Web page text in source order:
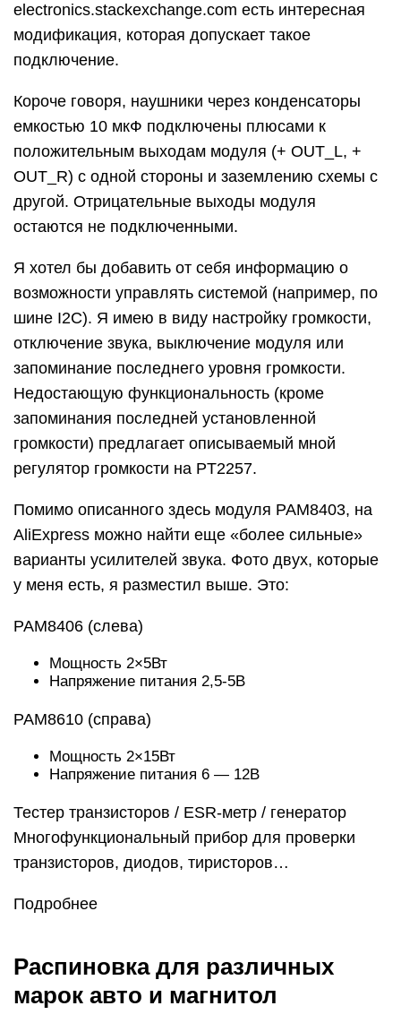
electronics.stackexchange.com есть интересная
модификация, которая допускает такое
подключение.
Короче говоря, наушники через конденсаторы
емкостью 10 мкФ подключены плюсами к
положительным выходам модуля (+ OUT_L, +
OUT_R) с одной стороны и заземлению схемы с
другой. Отрицательные выходы модуля
остаются не подключенными.
Я хотел бы добавить от себя информацию о
возможности управлять системой (например, по
шине I2C). Я имею в виду настройку громкости,
отключение звука, выключение модуля или
запоминание последнего уровня громкости.
Недостающую функциональность (кроме
запоминания последней установленной
громкости) предлагает описываемый мной
регулятор громкости на PT2257.
Помимо описанного здесь модуля PAM8403, на
AliExpress можно найти еще «более сильные»
варианты усилителей звука. Фото двух, которые
у меня есть, я разместил выше. Это:
PAM8406 (слева)
Мощность 2×5Вт
Напряжение питания 2,5-5В
PAM8610 (справа)
Мощность 2×15Вт
Напряжение питания 6 — 12В
Тестер транзисторов / ESR-метр / генератор
Многофункциональный прибор для проверки
транзисторов, диодов, тиристоров…
Подробнее
Распиновка для различных
марок авто и магнитол